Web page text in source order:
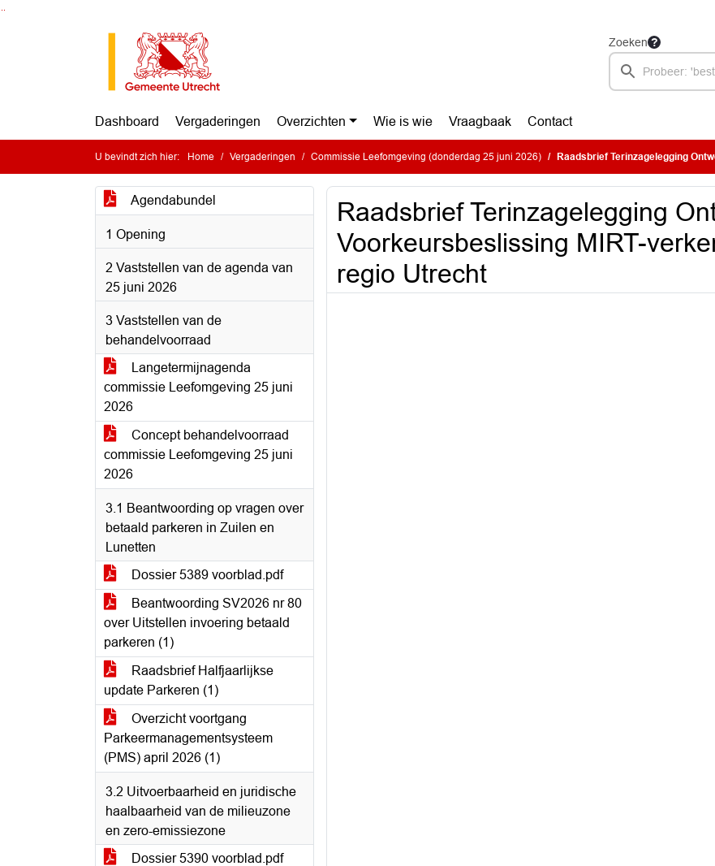
Zoeken
Dashboard Vergaderingen Overzichten Wie is wie Vraagbaak Contact
U bevindt zich hier: Home Vergaderingen Commissie Leefomgeving (donderdag 25 juni 2026) Raadsbrief Terinzagelegging Ontwerp
Agendabundel
1 Opening
2 Vaststellen van de agenda van
25 juni 2026
3 Vaststellen van de
behandelvoorraad
Langetermijnagenda
commissie Leefomgeving 25 juni
2026
Concept behandelvoorraad
commissie Leefomgeving 25 juni
2026
3.1 Beantwoording op vragen over
betaald parkeren in Zuilen en
Lunetten
Dossier 5389 voorblad.pdf
Beantwoording SV2026 nr 80
over Uitstellen invoering betaald
parkeren (1)
Raadsbrief Halfjaarlijkse
update Parkeren (1)
Overzicht voortgang
Parkeermanagementsysteem
(PMS) april 2026 (1)
3.2 Uitvoerbaarheid en juridische
haalbaarheid van de milieuzone
en zero-emissiezone
Dossier 5390 voorblad.pdf
Raadsbrief Terinzagelegging
Voorkeursbeslissing MIRT-
regio Utrecht